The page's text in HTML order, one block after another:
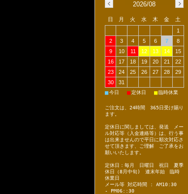
2026/08
日 月 火 水 木 金
土
1
2
3 4 5 6 7
8
9
10 11 12 13 14
15
16
17 18 19 20 21
22
23
24 25 26 27 28
29
30
31
■今日 ■定休日 ■臨時休業
ご注文は、24時間 365日受け賜り
ます。
定休日に関しましては、発送 メー
ル対応等（入金連絡等）は、行う事
は出来ませんので平日に順次対応さ
せて頂きます、ご理解 ご了承をお
願いいたします。
定休日：毎月 日曜日 祝日 夏季
休日（8月中旬) 連末年始 臨時
休業日
メール等 対応時間 : AM10:30
- PM06::30